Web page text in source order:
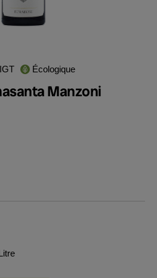
Écologique
Manzoni